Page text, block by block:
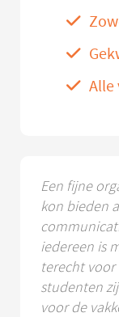
Alle
Een fijne
kon bieden
iedereen is
terecht voor
studenten
voor de